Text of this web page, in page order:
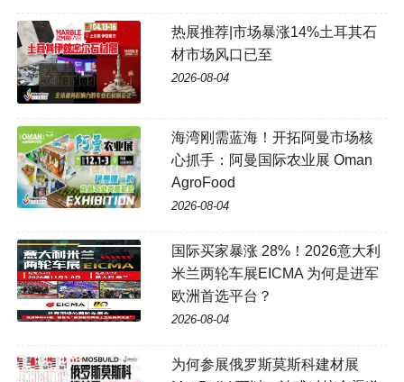
热展推荐|市场暴涨14%土耳其石
材市场风口已至
2026-08-04
海湾刚需蓝海！开拓阿曼市场核
心抓手：阿曼国际农业展 Oman
AgroFood
2026-08-04
国际买家暴涨 28%！2026意大利
米兰两轮车展EICMA 为何是进军
欧洲首选平台？
2026-08-04
为何参展俄罗斯莫斯科建材展